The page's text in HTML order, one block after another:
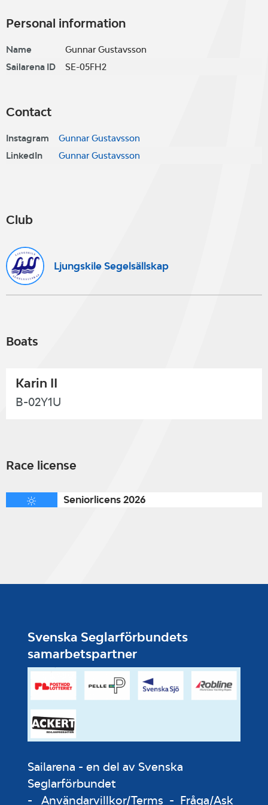
Personal information
Name
Gunnar Gustavsson
Sailarena ID
SE-05FH2
Contact
Instagram
Gunnar Gustavsson
LinkedIn
Gunnar Gustavsson
Club
Ljungskile Segelsällskap
Boats
Karin II
B-02Y1U
Race license
Seniorlicens 2026
Svenska Seglarförbundets
samarbetspartner
Sailarena - en del av Svenska
Seglarförbundet
- Användarvillkor/Terms - Fråga/Ask